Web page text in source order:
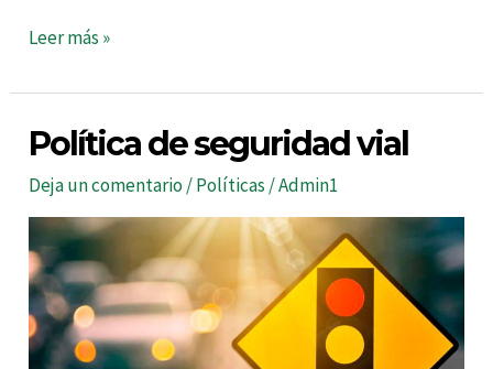
Leer más »
Política de seguridad vial
Deja un comentario/Políticas /Admin1
Política
de
seguridad
vial